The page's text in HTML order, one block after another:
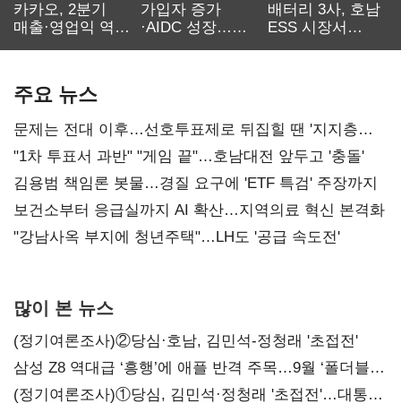
카카오, 2분기
매출·영업익 역대
가입자 증가
·AIDC 성장…
배터리 3사, 호남
ESS 시장서
주요 뉴스
문제는 전대 이후…선호투표제로 뒤집힐 땐 '지지층
불복'
"1차 투표서 과반" "게임 끝"…호남대전 앞두고 '충돌'
김용범 책임론 봇물…경질 요구에 'ETF 특검' 주장까지
보건소부터 응급실까지 AI 확산…지역의료 혁신 본격화
"강남사옥 부지에 청년주택"…LH도 '공급 속도전'
많이 본 뉴스
(정기여론조사)②당심·호남, 김민석-정청래 '초접전'
삼성 Z8 역대급 ‘흥행’에 애플 반격 주목…9월 ‘폴더블
대전’
(정기여론조사)①당심, 김민석·정청래 '초접전'…대통령